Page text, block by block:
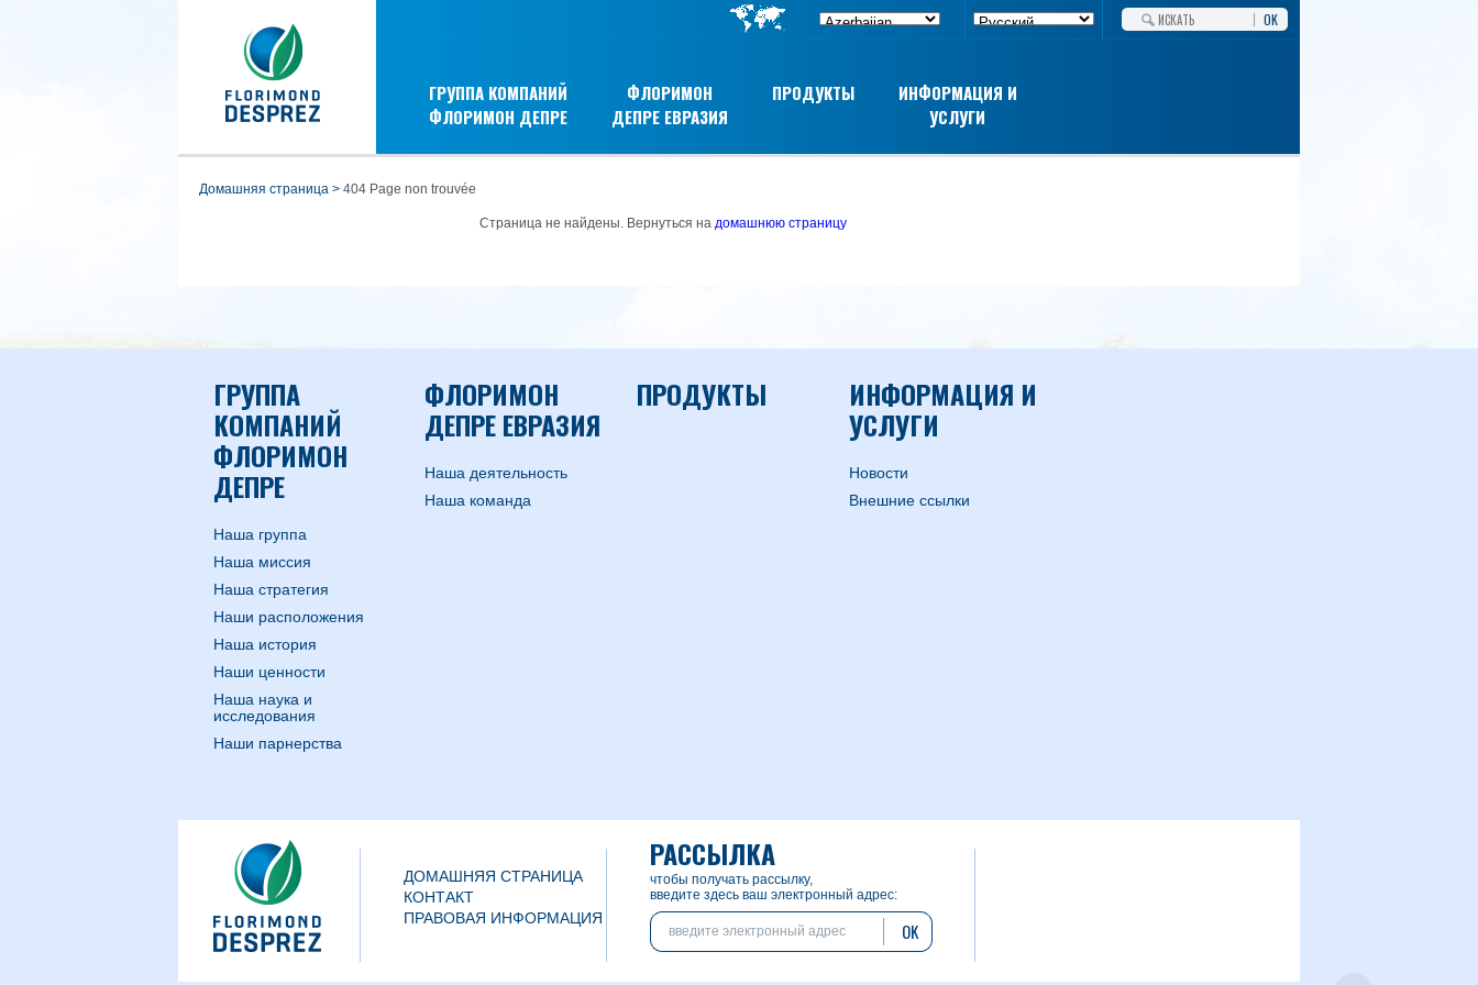
OK
ГРУППА КОМПАНИЙ
ФЛОРИМОН ДЕПРЕ
ФЛОРИМОН
ДЕПРЕ ЕВРАЗИЯ
ПРОДУКТЫ
ИНФОРМАЦИЯ И
УСЛУГИ
домашняя страница > 404 Page non trouvée
Страница не найдены. Вернуться на домашнюю страницу
ГРУППА
КОМПАНИЙ
ФЛОРИМОН
ДЕПРЕ
Наша группа
Наша миссия
Наша стратегия
Наши расположения
Наша история
Наши ценности
Наша наука и
исследования
Наши парнерства
ФЛОРИМОН
ДЕПРЕ ЕВРАЗИЯ
Наша деятельность
Наша команда
ПРОДУКТЫ ИНФОРМАЦИЯ И
УСЛУГИ
Hовости
Внешние ссылки
ДОМАШНЯЯ СТРАНИЦА
КОНТАКТ
ПРАВОВАЯ ИНФОРМАЦИЯ
РАССЫЛКА
чтобы получать рассылку,
введите здесь ваш электронный адрес:
OK